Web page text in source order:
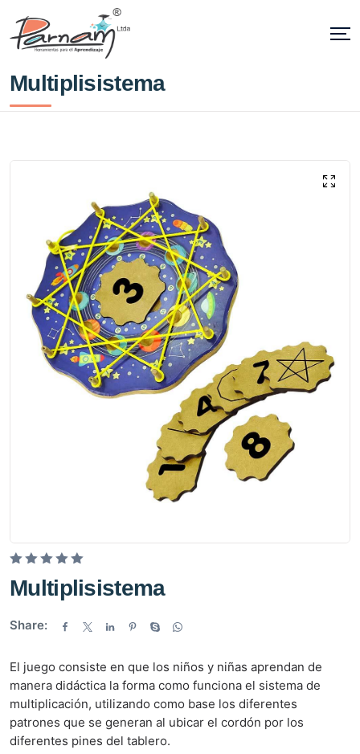
Multiplisistema
V
a
o
a
d
o
e
n
Multiplisistema
Share:
El juego consiste en que los niños y niñas aprendan de
manera didáctica la forma como funciona el sistema de
multiplicación, utilizando como base los diferentes
patrones que se generan al ubicar el cordón por los
diferentes pines del tablero.